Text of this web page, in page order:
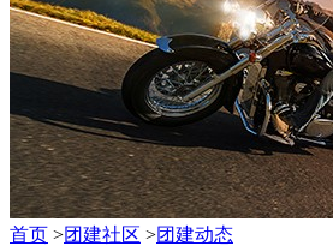
首页 >团建社区 >团建动态